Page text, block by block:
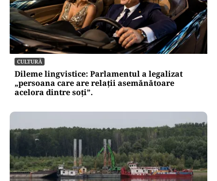
CULTURĂ
Dileme lingvistice: Parlamentul a legalizat
„persoana care are relații asemănătoare
acelora dintre soți”.